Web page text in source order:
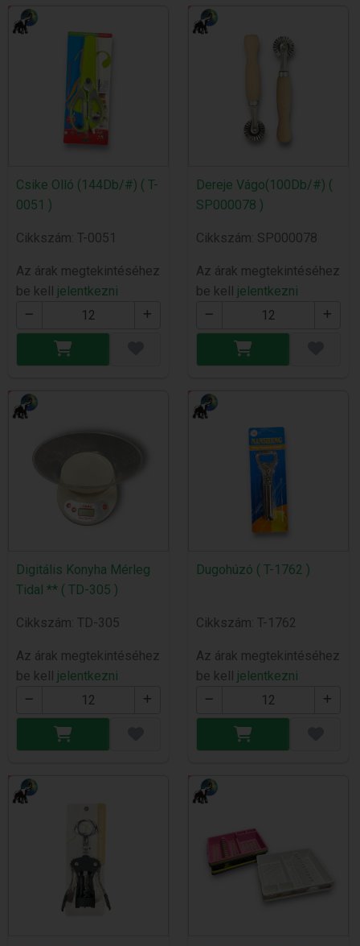
Csike Olló (144Db/#) ( T-
0051 )
Cikkszám: T-0051
Az árak megtekintéséhez
be kell jelentkezni
Dereje Vágo(100Db/#) (
SP000078 )
Cikkszám: SP000078
Az árak megtekintéséhez
be kell jelentkezni
Digitális Konyha Mérleg
Tidal ** ( TD-305 )
Cikkszám: TD-305
Az árak megtekintéséhez
be kell jelentkezni
Dugohúzó ( T-1762 )
Cikkszám: T-1762
Az árak megtekintéséhez
be kell jelentkezni